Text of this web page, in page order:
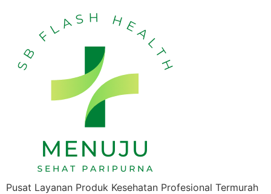
Pusat Layanan Produk Kesehatan Profesional Termurah